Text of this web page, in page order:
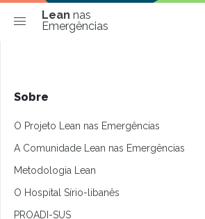
Lean nas
Emergências
Sobre
O Projeto Lean nas Emergências
A Comunidade Lean nas Emergências
Metodologia Lean
O Hospital Sírio-libanês
PROADI-SUS